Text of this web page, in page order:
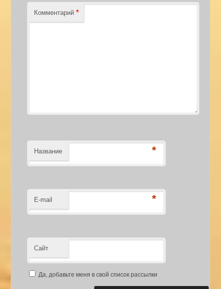
Комментарий*
Название *
E-mail *
Сайт
Да, добавьте меня в свой список рассылки